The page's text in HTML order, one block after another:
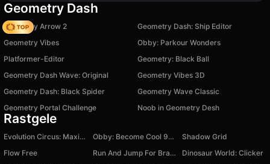
Geometry Dash
Geometry Arrow 2
Geometry Dash: Ship Editor
Geometry Vibes
Obby: Parkour Wonders
Platformer-Editor
Geometry: Black Ball
Geometry Dash Wave: Original
Geometry Vibes 3D
Geometry Dash: Black Spider
Geometry Wave Classic
Geometry Portal Challenge
Noob in Geometry Desh
Rastgele
Evolution Circus: Maximum Level Obby: Become Cool 99 Strength Simulator
Shadow Grid
Flow Free
Run And Jump For Brainrot
Dinosaur World: Clicker